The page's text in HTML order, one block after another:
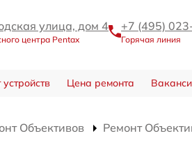
улица, дом 4
центра Pentax
+7 (495)
Горячая линия
Цена ремонта
Объективов Ремонт